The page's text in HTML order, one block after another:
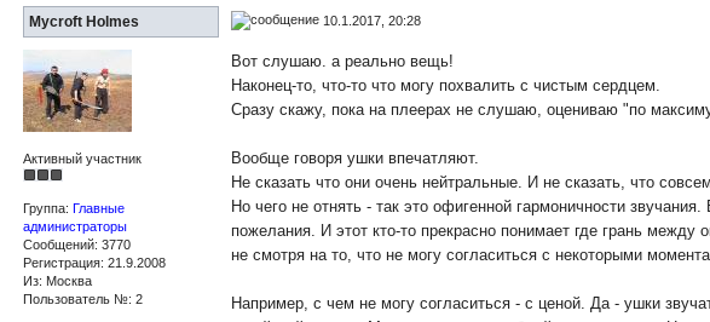
Mycroft Holmes 10.1.2017, 20:28
Активный участник
Группа:Главные
администраторы
Сообщений: 3770
Регистрация: 21.9.2008
Из: Москва
Пользователь №: 2
Вот слушаю. а реально вещь!
Наконец-то, что-то что могу похвалить с чистым сердцем.
Сразу скажу, пока на плеерах не слушаю, оцениваю "по
Вообще говоря ушки впечатляют.
Не сказать что они очень нейтральные. И не сказать, что
Но чего не отнять - так это офигенной гармоничности
пожелания. И этот кто-то прекрасно понимает где грань
не смотря на то, что не могу согласиться с некоторыми
Например, с чем не могу согласиться - с ценой. Да - ушки